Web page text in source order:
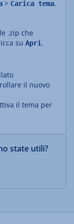
> Carica tema.
.zip che
su Apri.
il nuovo
il tema per
state utili?